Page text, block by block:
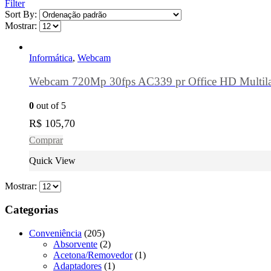
Filter
Sort By:
Mostrar:
Informática, Webcam
Webcam 720Mp 30fps AC339 pr Office HD
0 out of 5
R$ 105,70
Comprar
Quick View
Mostrar:
Categorias
Conveniência (205)
Absorvente (2)
Acetona/Removedor (1)
Adaptadores (1)